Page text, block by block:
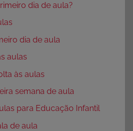
dia de aula?
dia de aula
aulas
às aulas
semana de aula
para Educação Infantil
de aula